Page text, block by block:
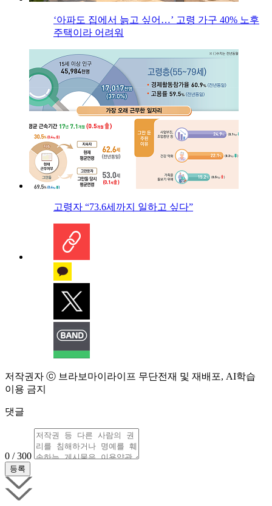
‘아파도 집에서 늙고 싶어…’ 고령 가구 40% 노후
주택이라 어려워
고령자 “73.6세까지 일하고 싶다”
저작권자 ⓒ 브라보마이라이프 무단전재 및 재배포, AI학습
이용 금지
댓글
0 / 300